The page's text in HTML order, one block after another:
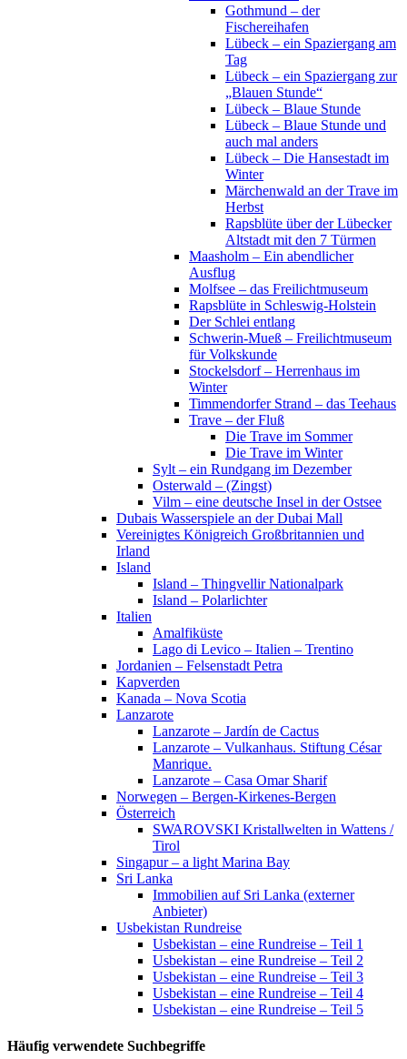
Gothmund – der
Fischereihafen
Lübeck – ein Spaziergang am
Tag
Lübeck – ein Spaziergang zur
„Blauen Stunde“
Lübeck – Blaue Stunde
Lübeck – Blaue Stunde und
auch mal anders
Lübeck – Die Hansestadt im
Winter
Märchenwald an der Trave im
Herbst
Rapsblüte über der Lübecker
Altstadt mit den 7 Türmen
Maasholm – Ein abendlicher
Ausflug
Molfsee – das Freilichtmuseum
Rapsblüte in Schleswig-Holstein
Der Schlei entlang
Schwerin-Mueß – Freilichtmuseum
für Volkskunde
Stockelsdorf – Herrenhaus im
Winter
Timmendorfer Strand – das Teehaus
Trave – der Fluß
Die Trave im Sommer
Die Trave im Winter
Sylt – ein Rundgang im Dezember
Osterwald – (Zingst)
Vilm – eine deutsche Insel in der Ostsee
Dubais Wasserspiele an der Dubai Mall
Vereinigtes Königreich Großbritannien und
Irland
Island
Island – Thingvellir Nationalpark
Island – Polarlichter
Italien
Amalfiküste
Lago di Levico – Italien – Trentino
Jordanien – Felsenstadt Petra
Kapverden
Kanada – Nova Scotia
Lanzarote
Lanzarote – Jardín de Cactus
Lanzarote – Vulkanhaus. Stiftung César
Manrique.
Lanzarote – Casa Omar Sharif
Norwegen – Bergen-Kirkenes-Bergen
Österreich
SWAROVSKI Kristallwelten in Wattens /
Tirol
Singapur – a light Marina Bay
Sri Lanka
Immobilien auf Sri Lanka (externer
Anbieter)
Usbekistan Rundreise
Usbekistan – eine Rundreise – Teil 1
Usbekistan – eine Rundreise – Teil 2
Usbekistan – eine Rundreise – Teil 3
Usbekistan – eine Rundreise – Teil 4
Usbekistan – eine Rundreise – Teil 5
Häufig verwendete Suchbegriffe